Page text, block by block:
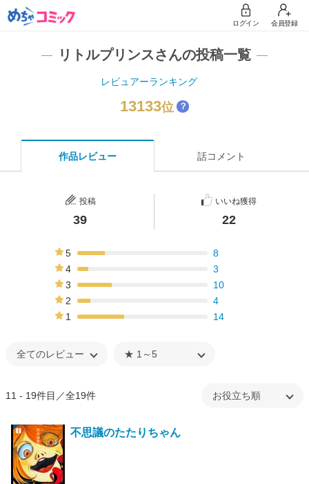
ログイン 会員登録
リトルプリンスさんの投稿一覧
レビュアーランキング
13133位 ？
作品レビュー 話コメント
投稿
39
いいね獲得
22
5
8
4
3
3
10
2
4
1
14
11 - 19件目／全19件
不思議のたたりちゃん